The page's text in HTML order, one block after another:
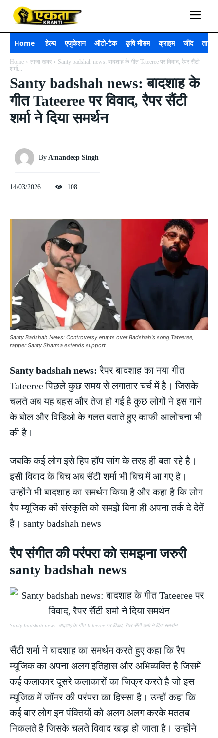
Home हेल्थ एजुकेशन ऑटो-टेक कृषि मौसम क्राइम जींद ताजा
Home ताजा खबर
Santy badshah news: बादशाह के गीत Tateeree पर विवाद, रैपर सैंटी
शर्मा...
Santy badshah news: बादशाह के
गीत Tateeree पर विवाद, रैपर सैंटी
शर्मा ने दिया समर्थन
By Amandeep Singh
14/03/2026 108
Santy Badshah News: Controversy erupts over Badshah's song Tateeree,
rapper Santy Sharma extends support
Santy badshah news: रैपर बादशाह का नया गीत
Tateeree पिछले कुछ समय से लगातार चर्च में है। जिसके
चलते अब यह बहस और तेज हो गई है कुछ लोगों ने इस गाने
के बोल और विडिओ के गलत बताते हुए काफी आलोचना भी
की है।
जबकि कई लोग इसे हिप हॉप सांग के तरह ही बता रहे है।
इसी विवाद के बिच अब सैंटी शर्मा भी बिच में आ गए है।
उन्होंने भी बादशाह का समर्थन किया है और कहा है कि लोग
रैप म्यूजिक की संस्कृति को समझे बिना ही अपना तर्क दे देतें
है। santy badshah news
रैप संगीत की परंपरा को समझना जरुरी
santy badshah news
Santy badshah news: बादशाह के गीत Tateeree पर विवाद, रैपर सैंटी शर्मा ने दिया समर्थन
सैंटी शर्मा ने बादशाह का समर्थन करते हुए कहा कि रैप
म्यूजिक का अपना अलग इतिहास और अभिव्यक्ति है जिसमें
कई कलाकार दूसरे कलाकारों का जिक्र करते है जो इस
म्यूजिक में जॉनर की परंपरा का हिस्सा है। उन्हों कहा कि
कई बार लोग इन पंक्तियों को अलग अलग करके मतलब
निकलते है जिसके चलते विवाद खड़ा हो जाता है। उन्होंने